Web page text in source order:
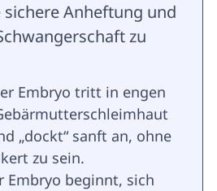
sichere Anheftung und
zu
Embryo tritt in engen
„dockt“ sanft an, ohne
zu sein.
Embryo beginnt, sich